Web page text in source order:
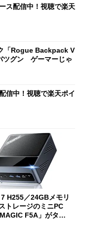
ス配信中！視聴で楽天
「Rogue Backpack V
ツグン ゲーマーじゃ
信中！視聴で楽天ポイ
H255／24GBメモリ
トレージのミニPC
F5A」がタイ